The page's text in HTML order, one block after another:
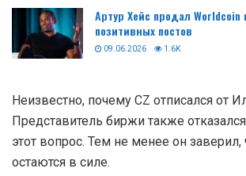
Артур Хейс продал Worldcoin
позитивных постов
09.06.2026 1.6K
Неизвестно, почему CZ отписался от
Представитель биржи также
этот вопрос. Тем не менее он заверил,
остаются в силе.